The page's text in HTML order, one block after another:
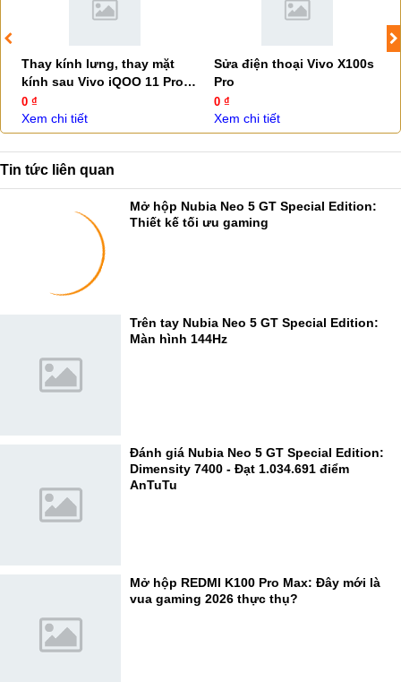
Thay kính lưng, thay mặt
kính sau Vivo iQOO 11 Pro
5G
0 ₫
Xem chi tiết
Sửa điện thoại Vivo X100s
Pro
0 ₫
Xem chi tiết
Tin tức liên quan
Mở hộp Nubia Neo 5 GT Special Edition:
Thiết kế tối ưu gaming
Trên tay Nubia Neo 5 GT Special Edition:
Màn hình 144Hz
Đánh giá Nubia Neo 5 GT Special Edition:
Dimensity 7400 - Đạt 1.034.691 điểm
AnTuTu
Mở hộp REDMI K100 Pro Max: Đây mới là
vua gaming 2026 thực thụ?